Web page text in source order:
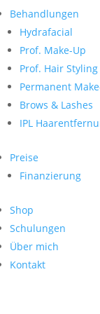
Behandlungen
Hydrafacial
Prof. Make-Up
Prof. Hair Styling
Permanent
Brows & Lashes
IPL
Preise
Finanzierung
Shop
Schulungen
Über mich
Kontakt
nach:
Neueste
Archiv
Kategorien
Keine
Meta
Anmelden
Feed der
WordPress.org
Search
nach:
Archive
Kontakt
Impressum
Datenschutz